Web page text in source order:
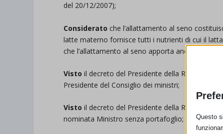
del 20/12/2007);
Considerato che l’allattamento al seno
latte materno fornisce tutti i nutrienti di cui il
che l’allattamento al seno apporta anche alla
Visto il decreto del Presidente della Repubblica
Presidente del Consiglio dei ministri;
Vistoil decreto del Presidente della Repubblica
nominata Ministro senza portafoglio;
Questo